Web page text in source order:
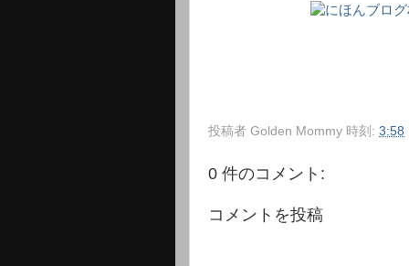
投稿者 Golden Mommy 時刻: 3:58
0 件のコメント:
コメントを投稿